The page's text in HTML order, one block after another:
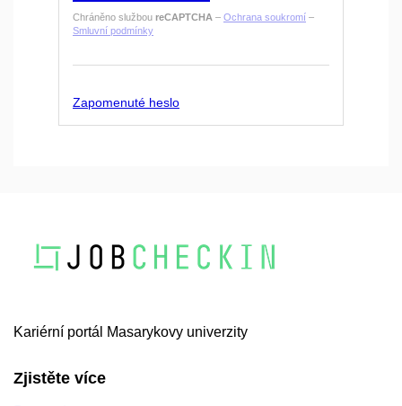
Chráněno službou reCAPTCHA – Ochrana soukromí –
Smluvní podmínky
Zapomenuté heslo
Kariérní portál Masarykovy univerzity
Zjistěte více